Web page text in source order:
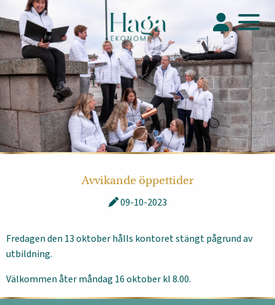
Avvikande öppettider
09-10-2023
Fredagen den 13 oktober hålls kontoret stängt pågrund av
utbildning.
Välkommen åter måndag 16 oktober kl 8.00.